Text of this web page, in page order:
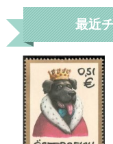
最近